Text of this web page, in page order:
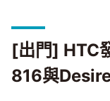
[出門] HTC
816與